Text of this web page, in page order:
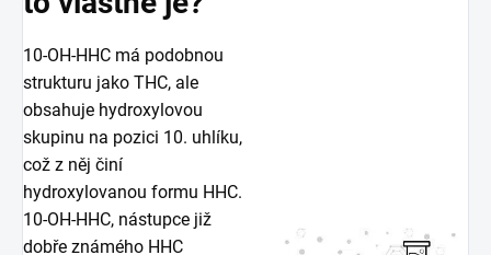
10-OH-HHC má podobnou
strukturu jako THC, ale
obsahuje hydroxylovou
skupinu na pozici 10. uhlíku,
což z něj činí
hydroxylovanou formu HHC.
10-OH-HHC, nástupce již
dobře známého HHC